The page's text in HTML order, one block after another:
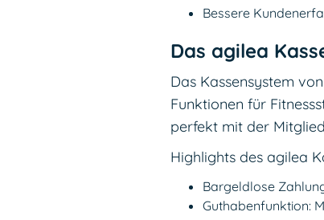
Bessere
Das agilea
Das Kassensystem
Funktionen für
perfekt mit der
Highlights des agilea
Bargeldlose
Guthabenfunktion: